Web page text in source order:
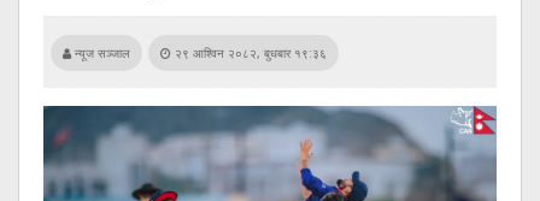
न्यूज सञ्जाल २९ आश्विन २०८२, बुधबार १९:३६
खेलकुद
सूचना
प्रविधि
अन्तर्वार्ता